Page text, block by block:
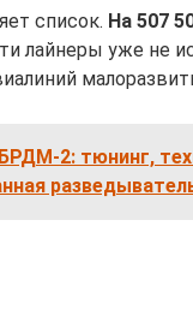
список. На 507
лайнеры уже не
БРДМ-2: тюнинг,